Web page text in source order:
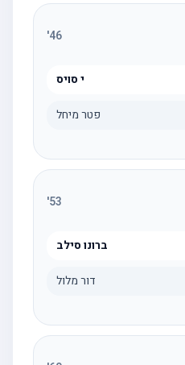
46
'
י סויס
פטר מיחל
53
'
ברונו סילב
דור מלול